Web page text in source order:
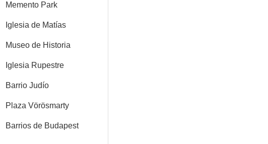
Memento Park
Iglesia de Matías
Museo de Historia
Iglesia Rupestre
Barrio Judío
Plaza Vörösmarty
Barrios de Budapest